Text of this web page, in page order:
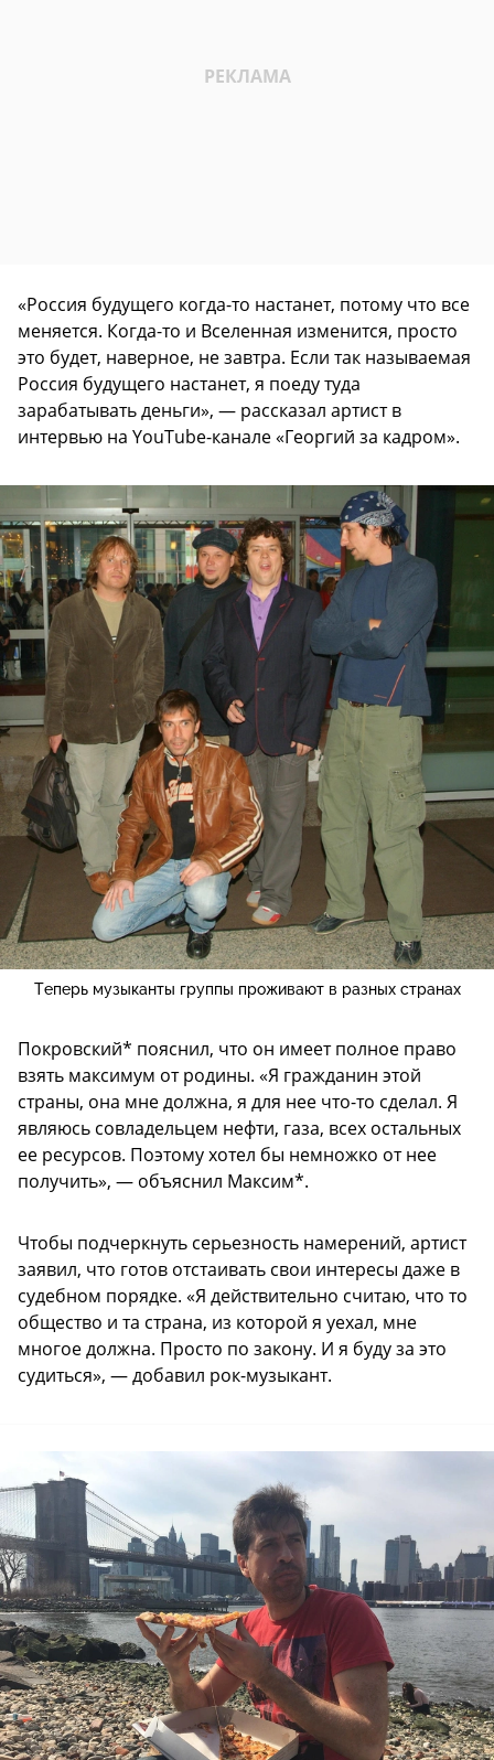
«Россия будущего когда-то настанет, потому что все
меняется. Когда-то и Вселенная изменится, просто
это будет, наверное, не завтра. Если так называемая
Россия будущего настанет, я поеду туда
зарабатывать деньги», — рассказал артист в
интервью на YouTube-канале «Георгий за кадром».
Теперь музыканты группы проживают в разных странах
Покровский* пояснил, что он имеет полное право
взять максимум от родины. «Я гражданин этой
страны, она мне должна, я для нее что-то сделал. Я
являюсь совладельцем нефти, газа, всех остальных
ее ресурсов. Поэтому хотел бы немножко от нее
получить», — объяснил Максим*.
Чтобы подчеркнуть серьезность намерений, артист
заявил, что готов отстаивать свои интересы даже в
судебном порядке. «Я действительно считаю, что то
общество и та страна, из которой я уехал, мне
многое должна. Просто по закону. И я буду за это
судиться», — добавил рок-музыкант.